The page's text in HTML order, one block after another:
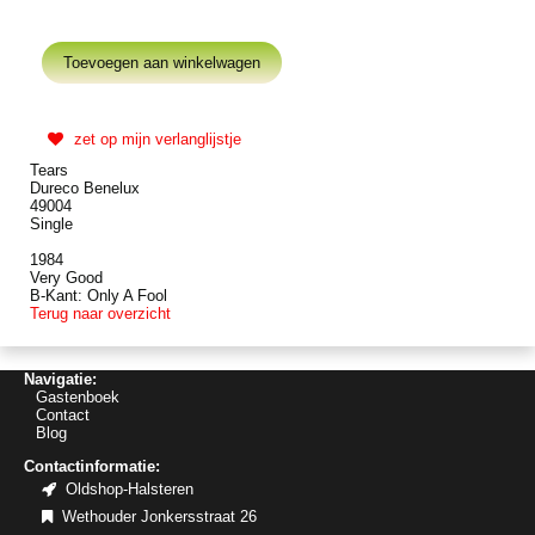
zet op mijn verlanglijstje
Tears
Dureco Benelux
49004
Single
1984
Very Good
B-Kant: Only A Fool
Terug naar overzicht
Navigatie:
Gastenboek
Contact
Blog
Contactinformatie:
Oldshop-Halsteren
Wethouder Jonkersstraat 26